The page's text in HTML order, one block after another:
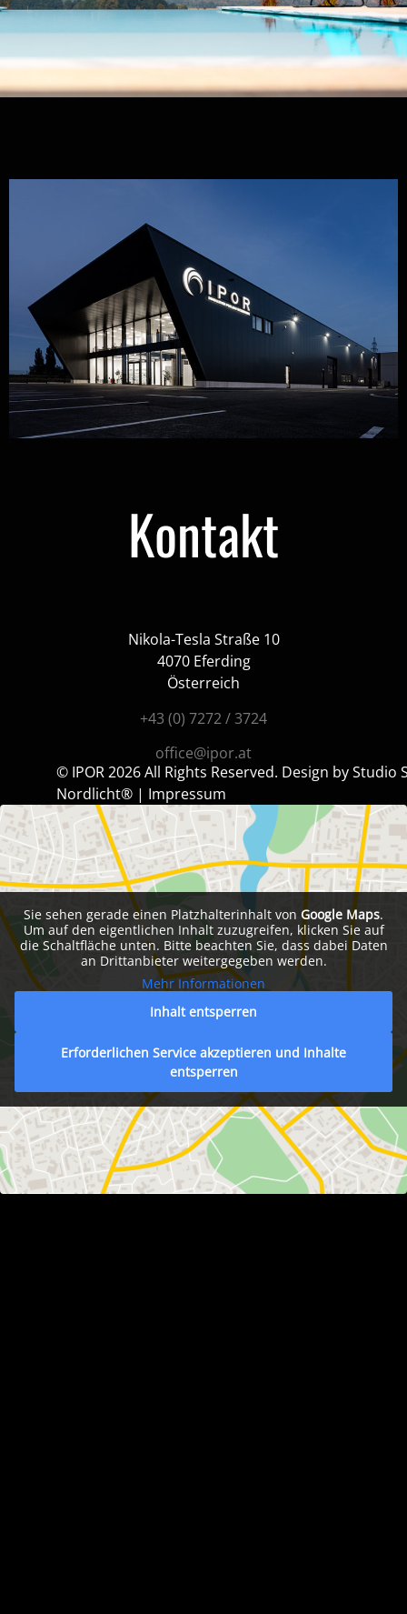
Sie sehen gerade einen Platzhalterinhalt von Google Maps.
Um auf den eigentlichen Inhalt zuzugreifen, klicken Sie auf
die Schaltfläche unten. Bitte beachten Sie, dass dabei Daten
an Drittanbieter weitergegeben werden.
Mehr Informationen
Inhalt entsperren
Erforderlichen Service akzeptieren und Inhalte
entsperren
Kontakt
Nikola-Tesla Straße 10
4070 Eferding
Österreich
+43 (0) 7272 / 3724
office@ipor.at
© IPOR 2026 All Rights Reserved. Design by Studio
Nordlicht® | Impressum